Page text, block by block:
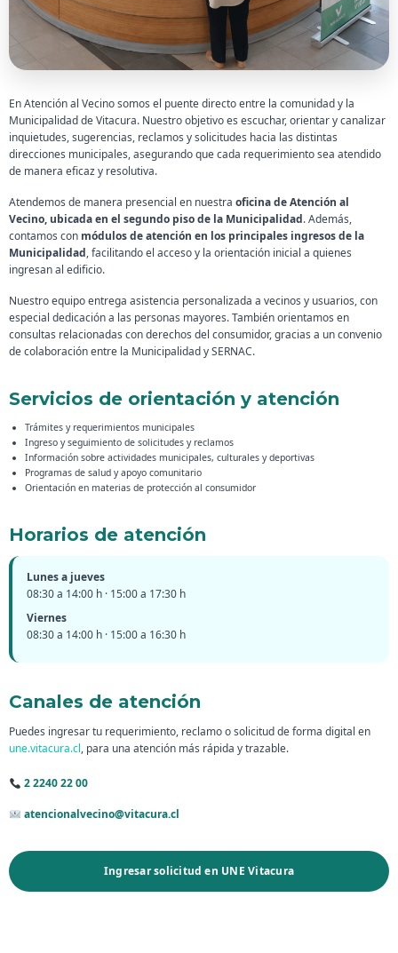
En Atención al Vecino somos el puente directo entre la comunidad y la
Municipalidad de Vitacura. Nuestro objetivo es escuchar, orientar y canalizar
inquietudes, sugerencias, reclamos y solicitudes hacia las distintas
direcciones municipales, asegurando que cada requerimiento sea atendido
de manera eficaz y resolutiva.
Atendemos de manera presencial en nuestra oficina de Atención al
Vecino, ubicada en el segundo piso de la Municipalidad. Además,
contamos con módulos de atención en los principales ingresos de la
Municipalidad, facilitando el acceso y la orientación inicial a quienes
ingresan al edificio.
Nuestro equipo entrega asistencia personalizada a vecinos y usuarios, con
especial dedicación a las personas mayores. También orientamos en
consultas relacionadas con derechos del consumidor, gracias a un convenio
de colaboración entre la Municipalidad y SERNAC.
Servicios de orientación y atención
Trámites y requerimientos municipales
Ingreso y seguimiento de solicitudes y reclamos
Información sobre actividades municipales, culturales y deportivas
Programas de salud y apoyo comunitario
Orientación en materias de protección al consumidor
Horarios de atención
Lunes a jueves
08:30 a 14:00 h · 15:00 a 17:30 h
Viernes
08:30 a 14:00 h · 15:00 a 16:30 h
Canales de atención
Puedes ingresar tu requerimiento, reclamo o solicitud de forma digital en
une.vitacura.cl, para una atención más rápida y trazable.
2 2240 22 00
atencionalvecino@vitacura.cl
Ingresar solicitud en UNE Vitacura